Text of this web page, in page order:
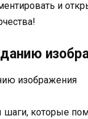
и
которые